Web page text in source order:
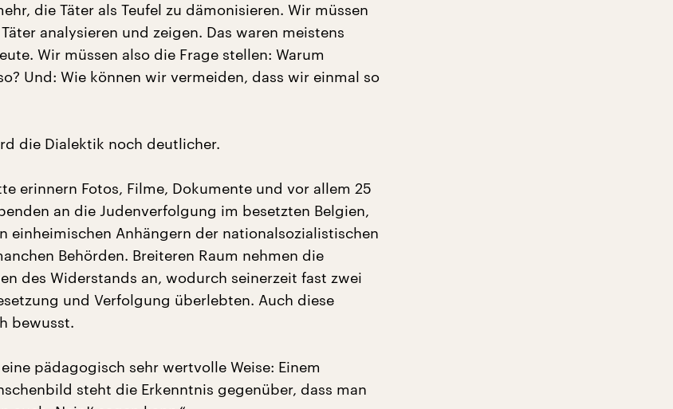
die Täter als Teufel zu dämonisieren. Wir müssen
analysieren und zeigen. Das waren meistens
Wir müssen also die Frage stellen: Warum
Und: Wie können wir vermeiden, dass wir einmal so
die Dialektik noch deutlicher.
erinnern Fotos, Filme, Dokumente und vor allem 25
an die Judenverfolgung im besetzten Belgien,
einheimischen Anhängern der nationalsozialistischen
Behörden. Breiteren Raum nehmen die
des Widerstands an, wodurch seinerzeit fast zwei
und Verfolgung überlebten. Auch diese
bewusst.
pädagogisch sehr wertvolle Weise: Einem
steht die Erkenntnis gegenüber, dass man